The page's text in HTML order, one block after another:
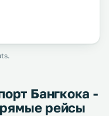
Бангкока -
рейсы